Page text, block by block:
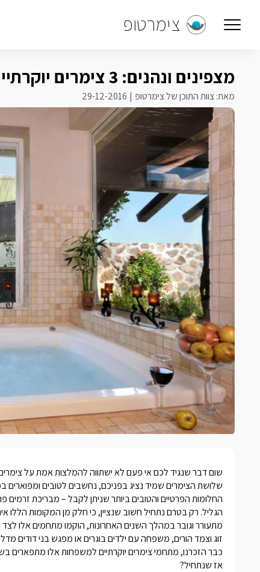
צימרטופ
מצפינים ונהנים: 3 צימרים יוקרתיים למשפחות שחייבים לבדוק!
מאת: צוות התוכן של צימרטופ 29-12-2016
שום דבר שנגיד לכם אי פעם לא ישתווה להמלצות אמת על
שלושת הצימרים שמיד נציג בפניכם, נחשבים לטובים ומפוארים
החלומות הפרטיים והטובים ביותר שניתן לקבל – מבריכת
הגליל. רק בטרם נתחיל חשוב שנציין, כי חלק מן המקומות הללו
מתעורר וגובר במהלך השנים האחרונות, הוקמו מתחמים אלו לצד
זוג וצמד הורים, משפחה עם ילדים בוגרים או מפגש בני דודים
כבר הזכרנו, מתחמיצימרים יוקרתיים למשפחותאלו מתפארים
אז שנתחיל?